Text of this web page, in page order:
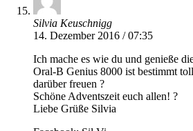
Silvia Keuschnigg
14. Dezember 2016 / 07:35
Ich mache es wie du und genieße
Oral-B Genius 8000 ist bestimmt
darüber freuen ?
Schöne Adventszeit euch allen! ?
Liebe Grüße Silvia